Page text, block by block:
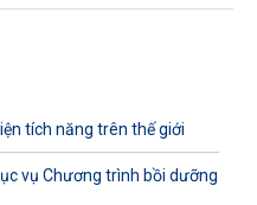
tích năng trên thế giới
vụ Chương trình bồi dưỡng